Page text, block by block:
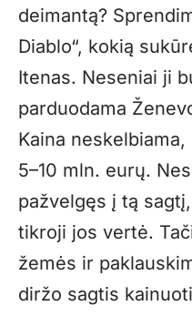
deimantą?
Diablo“, kokią
Itenas. Neseniai ji
parduodama
Kaina
5–10 mln. eurų.
pažvelgęs į tą
tikroji jos vertė.
žemės ir
diržo sagtis